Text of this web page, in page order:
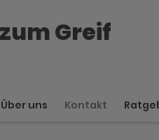
Greif
Über uns Kontakt